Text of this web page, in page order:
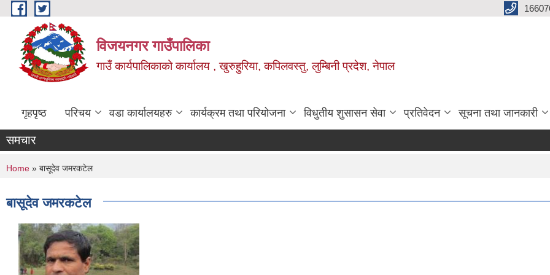
Skip to main content
विजयनगर गाउँपालिका
गाउँ कार्यपालिकाको कार्यालय , खुरुहुरिया, कपिलवस्तु, लुम्बिनी प्रदेश, नेपाल
गृहपृष्ठ परिचय वडा कार्यालयहरु कार्यक्रम तथा परियोजना विधुतीय शुसासन सेवा प्रतिवेदन सूचना तथा जानकारी
समचार
You are here
Home » बासूदेव जमरकटेल
बासूदेव जमरकटेल